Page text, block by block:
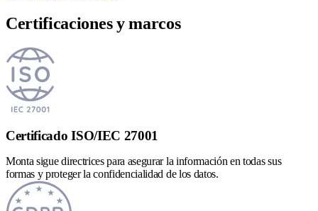
Certificaciones y marcos
Certificado ISO/IEC 27001
Monta sigue directrices para asegurar la información en todas sus
formas y proteger la confidencialidad de los datos.